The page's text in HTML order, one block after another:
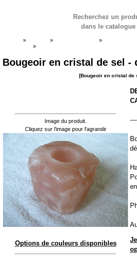
Recherchez un
dans le catalogue
» » »
»
Bougeoir en cristal de sel -
[Bougeoir en cristal de
Image du produit.
Cliquez sur l'image pour l'agrandir
Options de couleurs disponibles